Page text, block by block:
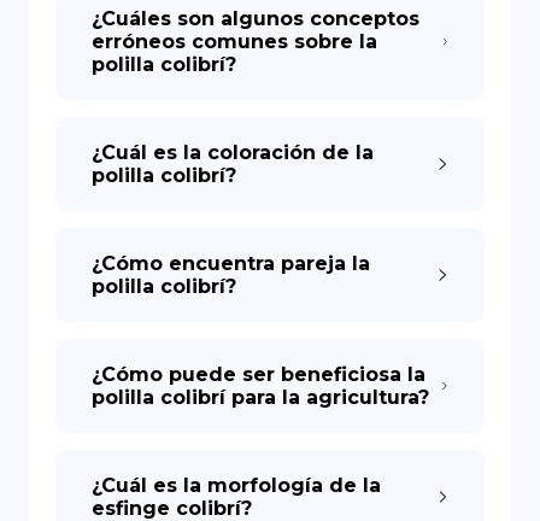
¿Cuáles son algunos conceptos
erróneos comunes sobre la
polilla colibrí?
¿Cuál es la coloración de la
polilla colibrí?
¿Cómo encuentra pareja la
polilla colibrí?
¿Cómo puede ser beneficiosa la
polilla colibrí para la agricultura?
¿Cuál es la morfología de la
esfinge colibrí?